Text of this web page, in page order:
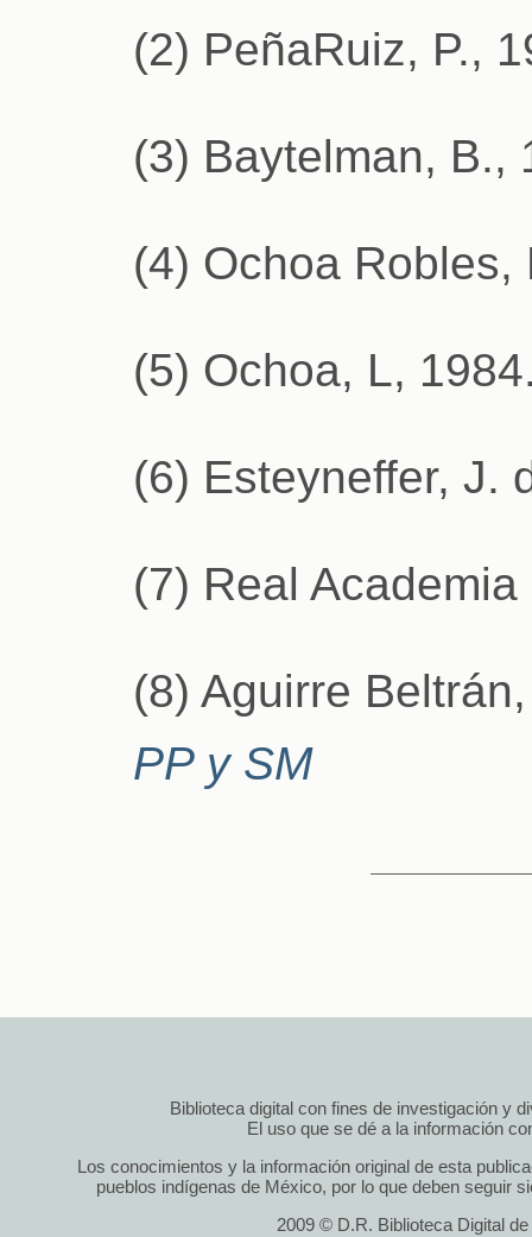
(2) PeñaRuiz, P.,
(3) Baytelman, B.,
(4) Ochoa Robles,
(5) Ochoa, L,
(6) Esteyneffer, J.
(7) Real
(8) Aguirre
PP y SM
Biblioteca digital con fines de investigación y
El uso que se dé a la información
Los conocimientos y la información original de esta
pueblos indígenas de México, por lo que deben seguir
2009 © D.R. Biblioteca Digital